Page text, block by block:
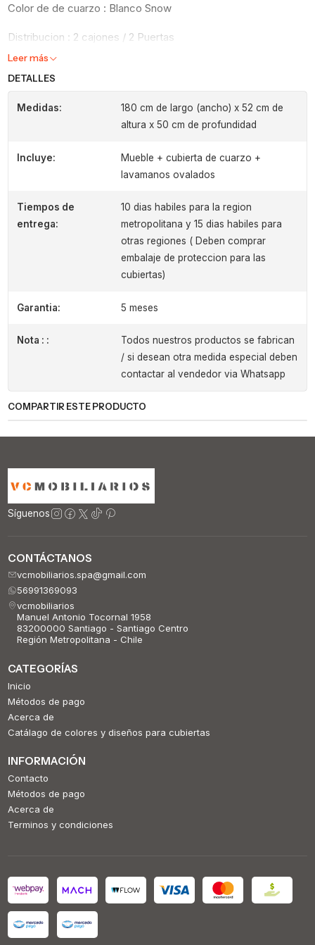
Color de de cuarzo : Blanco Snow
Distribucion : 2 cajones / 2 Puertas
Leer más
DETALLES
Medidas:
180 cm de largo (ancho) x 52 cm de
altura x 50 cm de profundidad
Incluye:
Mueble + cubierta de cuarzo +
lavamanos ovalados
Tiempos de
entrega:
10 dias habiles para la region
metropolitana y 15 dias habiles para
otras regiones ( Deben comprar
embalaje de proteccion para las
cubiertas)
Garantia: 5 meses
Nota : :
Todos nuestros productos se fabrican
/ si desean otra medida especial deben
contactar al vendedor via Whatsapp
COMPARTIR ESTE PRODUCTO
Síguenos
CONTÁCTANOS
vcmobiliarios.spa@gmail.com
56991369093
vcmobiliarios
Manuel Antonio Tocornal 1958
83200000 Santiago - Santiago Centro
Región Metropolitana - Chile
CATEGORÍAS
Inicio
Métodos de pago
Acerca de
Catálago de colores y diseños para cubiertas
INFORMACIÓN
Contacto
Métodos de pago
Acerca de
Terminos y condiciones